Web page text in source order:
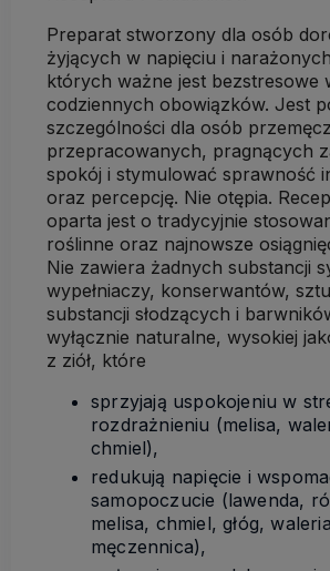
Preparat stworzony dla osób
żyjących w napięciu i
których ważne jest bezstresowe
codziennych obowiązków. Jest
szczególności dla osób
przepracowanych, pragnących
spokój i stymulować sprawność
oraz percepcję. Nie otępia.
oparta jest o tradycyjnie
roślinne oraz najnowsze
Nie zawiera żadnych substancji
wypełniaczy, konserwantów,
substancji słodzących i
wyłącznie naturalne, wysokiej
z ziół, które
sprzyjają uspokojeniu w
rozdrażnieniu (melisa,
chmiel),
redukują napięcie i
samopoczucie (lawenda,
melisa, chmiel, głóg,
męczennica),